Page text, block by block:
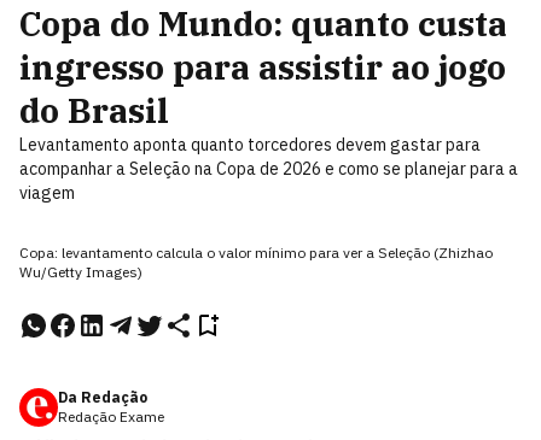
Copa do Mundo: quanto custa
ingresso para assistir ao jogo
do Brasil
Levantamento aponta quanto torcedores devem gastar para
acompanhar a Seleção na Copa de 2026 e como se planejar para a
viagem
Copa: levantamento calcula o valor mínimo para ver a Seleção (Zhizhao
Wu/Getty Images)
Da Redação
Redação Exame